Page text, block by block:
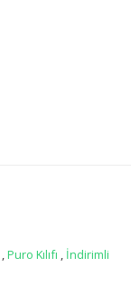
,Puro Kılıfı , İndirimli